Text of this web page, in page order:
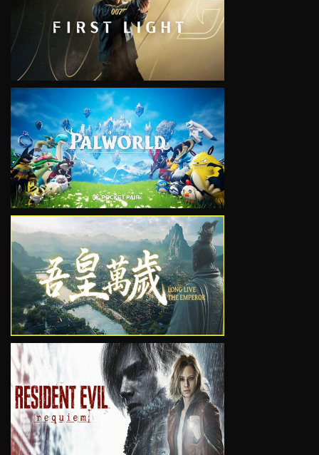
VIEW
VIEW
VIEW
VIEW